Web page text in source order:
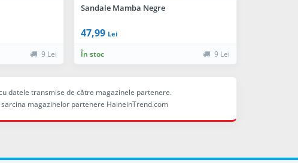
9 Lei
Sandale Mamba Negre
47,99 Lei
În stoc 9 Lei
datele transmise de către magazinele partenere.
magazinelor partenere HaineinTrend.com